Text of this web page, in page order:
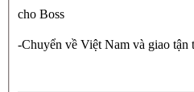
cho Boss
-Chuyển về Việt Nam và giao tận